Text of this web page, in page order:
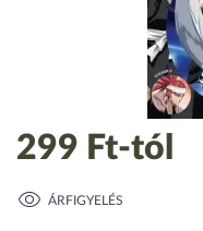
299 Ft-tól
ÁRFIGYELÉS